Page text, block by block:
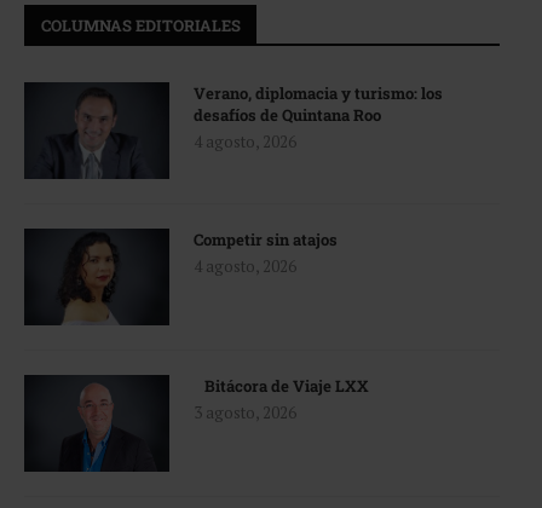
COLUMNAS EDITORIALES
Verano, diplomacia y turismo: los
desafíos de Quintana Roo
4 agosto, 2026
Competir sin atajos
4 agosto, 2026
Bitácora de Viaje LXX
3 agosto, 2026